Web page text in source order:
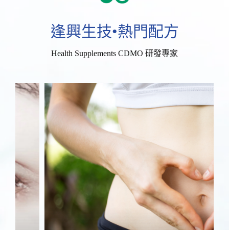
逢興生技•熱門配方
Health Supplements CDMO 研發專家